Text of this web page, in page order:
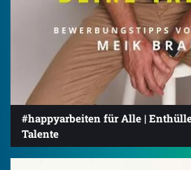
#happyarbeiten für Alle |
Talente